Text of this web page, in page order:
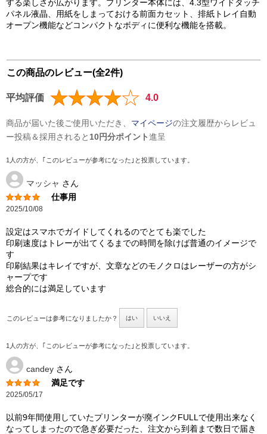
する楽しさが広がります。プリンター本体には、4.3型ワイドタッチ
パネル液晶、用紙をしまっておける前面カセット、排紙トレイ自動
オープン機能などコンパクトなボディに便利な機能を搭載。
この商品のレビュー(全2件)
平均評価 4.0
商品が届いた後ご使用いただき、 マイページの注文履歴からレビュ
ー投稿＆採用されると 10円分ポイント進呈
1人の方が、｢このレビューが参考になった｣と投票しています。
マッシャ さん
仕事用
2025/10/08
設定はスマホでガイドしてくれるのでとても楽でした
印刷速度はトレーが出てくるまでの時間を除けば普通のイメージで
す
印刷結果はキレイですが、文章などのモノクロはレーザーの方がシ
ャープです
総合的には満足しています
このレビューは参考になりましたか？ はい いいえ
1人の方が、｢このレビューが参考になった｣と投票しています。
candey さん
満足です
2025/05/17
以前9年間使用していたプリンターが廃インクFULLで使用出来なく
なってしまったので急ぎ必要だった、注文から到着まで数日で届き